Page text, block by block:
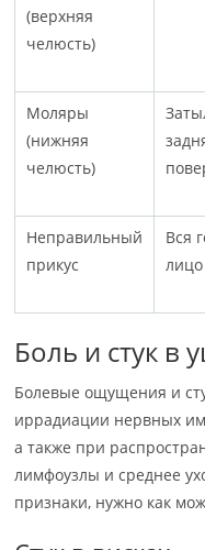
(верхняя
челюсть)
Моляры
(нижняя
челюсть)
Неправильный
прикус
Вся
лицо
Боль и стук в
Болевые ощущения и
иррадиации нервных
а также при
лимфоузлы и среднее
признаки, нужно как